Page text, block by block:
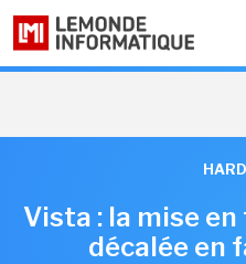
Vista : la mise
décalée en